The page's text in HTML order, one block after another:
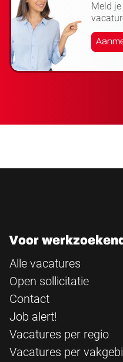
Meld
Voor
Alle vacatures
Open sollicitatie
Contact
Job alert!
Vacatures per regio
Vacatures per